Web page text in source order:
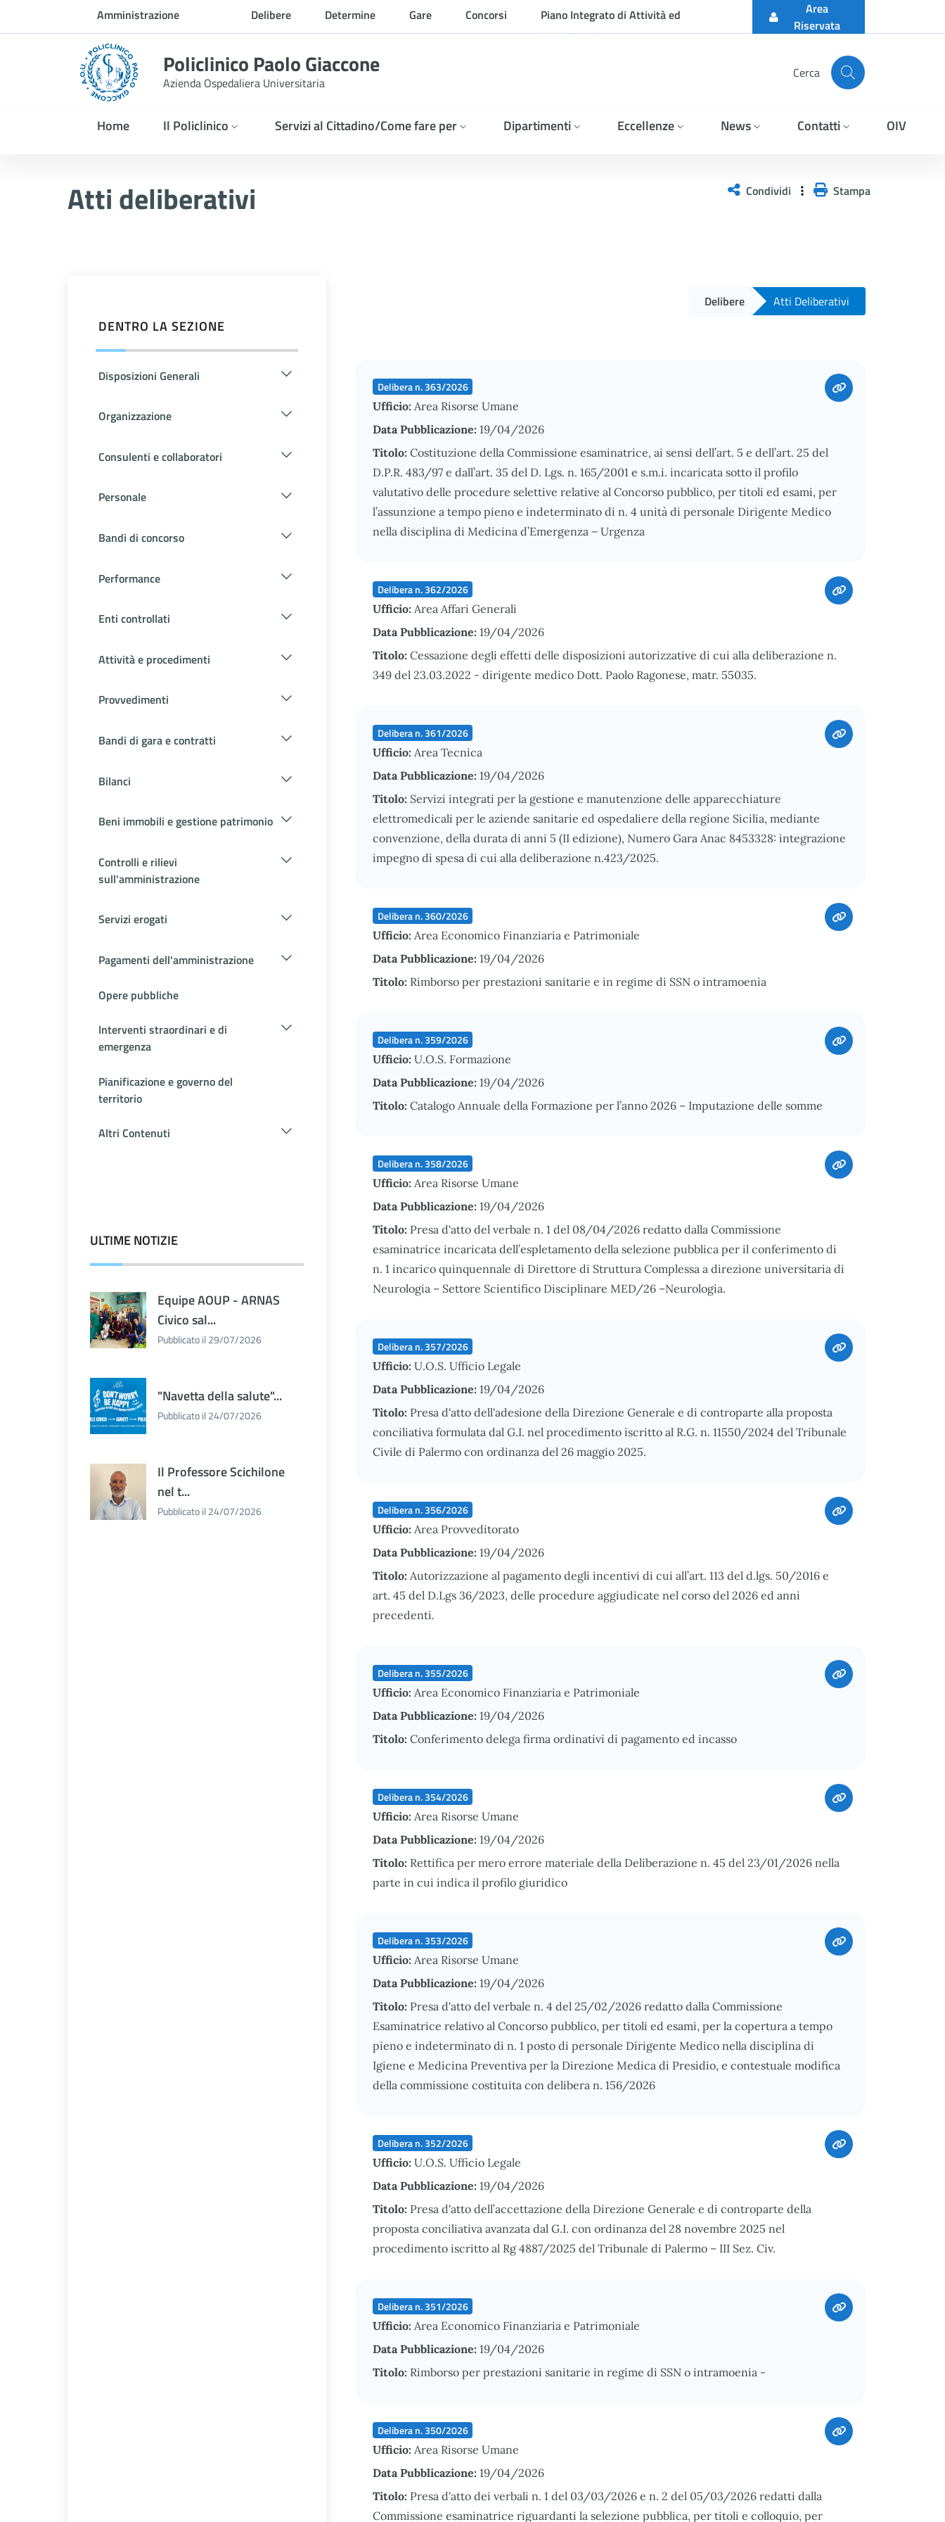
Skip to Main ContentAmministrazione
trasparente
Delibere Determine Gare Concorsi
Piano Integrato di Attività ed
Organizzazione
Area
Riservata
Policlinico Paolo Giaccone
Azienda Ospedaliera Universitaria
Cerca
Home Il Policlinico Servizi al Cittadino/Come fare per Dipartimenti Eccellenze News Contatti OIV
Atti deliberativi Condividi Stampa
DENTRO LA SEZIONE
Disposizioni Generali
Organizzazione
Consulenti e collaboratori
Personale
Bandi di concorso
Performance
Enti controllati
Attività e procedimenti
Provvedimenti
Bandi di gara e contratti
Bilanci
Beni immobili e gestione patrimonio
Controlli e rilievi
sull'amministrazione
Servizi erogati
Pagamenti dell'amministrazione
Opere pubbliche
Interventi straordinari e di
emergenza
Pianificazione e governo del
territorio
Altri Contenuti
ULTIME NOTIZIE
Equipe AOUP - ARNAS
Civico sal...
Pubblicato il 29/07/2026
"Navetta della salute"...
Pubblicato il 24/07/2026
Il Professore Scichilone
nel t...
Pubblicato il 24/07/2026
Delibere Atti Deliberativi
Delibera n. 363/2026
Ufficio: Area Risorse Umane
Data Pubblicazione: 19/04/2026
Titolo: Costituzione della Commissione esaminatrice, ai sensi dell’art. 5 e dell’art. 25 del
D.P.R. 483/97 e dall’art. 35 del D. Lgs. n. 165/2001 e s.m.i. incaricata sotto il profilo
valutativo delle procedure selettive relative al Concorso pubblico, per titoli ed esami, per
l’assunzione a tempo pieno e indeterminato di n. 4 unità di personale Dirigente Medico
nella disciplina di Medicina d’Emergenza – Urgenza
Delibera n. 362/2026
Ufficio: Area Affari Generali
Data Pubblicazione: 19/04/2026
Titolo: Cessazione degli effetti delle disposizioni autorizzative di cui alla deliberazione n.
349 del 23.03.2022 - dirigente medico Dott. Paolo Ragonese, matr. 55035.
Delibera n. 361/2026
Ufficio: Area Tecnica
Data Pubblicazione: 19/04/2026
Titolo: Servizi integrati per la gestione e manutenzione delle apparecchiature
elettromedicali per le aziende sanitarie ed ospedaliere della regione Sicilia, mediante
convenzione, della durata di anni 5 (II edizione), Numero Gara Anac 8453328: integrazione
impegno di spesa di cui alla deliberazione n.423/2025.
Delibera n. 360/2026
Ufficio: Area Economico Finanziaria e Patrimoniale
Data Pubblicazione: 19/04/2026
Titolo: Rimborso per prestazioni sanitarie e in regime di SSN o intramoenia
Delibera n. 359/2026
Ufficio: U.O.S. Formazione
Data Pubblicazione: 19/04/2026
Titolo: Catalogo Annuale della Formazione per l’anno 2026 – Imputazione delle somme
Delibera n. 358/2026
Ufficio: Area Risorse Umane
Data Pubblicazione: 19/04/2026
Titolo: Presa d'atto del verbale n. 1 del 08/04/2026 redatto dalla Commissione
esaminatrice incaricata dell’espletamento della selezione pubblica per il conferimento di
n. 1 incarico quinquennale di Direttore di Struttura Complessa a direzione universitaria di
Neurologia – Settore Scientifico Disciplinare MED/26 –Neurologia.
Delibera n. 357/2026
Ufficio: U.O.S. Ufficio Legale
Data Pubblicazione: 19/04/2026
Titolo: Presa d'atto dell'adesione della Direzione Generale e di controparte alla proposta
conciliativa formulata dal G.I. nel procedimento iscritto al R.G. n. 11550/2024 del Tribunale
Civile di Palermo con ordinanza del 26 maggio 2025.
Delibera n. 356/2026
Ufficio: Area Provveditorato
Data Pubblicazione: 19/04/2026
Titolo: Autorizzazione al pagamento degli incentivi di cui all’art. 113 del d.lgs. 50/2016 e
art. 45 del D.Lgs 36/2023, delle procedure aggiudicate nel corso del 2026 ed anni
precedenti.
Delibera n. 355/2026
Ufficio: Area Economico Finanziaria e Patrimoniale
Data Pubblicazione: 19/04/2026
Titolo: Conferimento delega firma ordinativi di pagamento ed incasso
Delibera n. 354/2026
Ufficio: Area Risorse Umane
Data Pubblicazione: 19/04/2026
Titolo: Rettifica per mero errore materiale della Deliberazione n. 45 del 23/01/2026 nella
parte in cui indica il profilo giuridico
Delibera n. 353/2026
Ufficio: Area Risorse Umane
Data Pubblicazione: 19/04/2026
Titolo: Presa d'atto del verbale n. 4 del 25/02/2026 redatto dalla Commissione
Esaminatrice relativo al Concorso pubblico, per titoli ed esami, per la copertura a tempo
pieno e indeterminato di n. 1 posto di personale Dirigente Medico nella disciplina di
Igiene e Medicina Preventiva per la Direzione Medica di Presidio, e contestuale modifica
della commissione costituita con delibera n. 156/2026
Delibera n. 352/2026
Ufficio: U.O.S. Ufficio Legale
Data Pubblicazione: 19/04/2026
Titolo: Presa d'atto dell’accettazione della Direzione Generale e di controparte della
proposta conciliativa avanzata dal G.I. con ordinanza del 28 novembre 2025 nel
procedimento iscritto al Rg 4887/2025 del Tribunale di Palermo – III Sez. Civ.
Delibera n. 351/2026
Ufficio: Area Economico Finanziaria e Patrimoniale
Data Pubblicazione: 19/04/2026
Titolo: Rimborso per prestazioni sanitarie in regime di SSN o intramoenia -
Delibera n. 350/2026
Ufficio: Area Risorse Umane
Data Pubblicazione: 19/04/2026
Titolo: Presa d'atto dei verbali n. 1 del 03/03/2026 e n. 2 del 05/03/2026 redatti dalla
Commissione esaminatrice riguardanti la selezione pubblica, per titoli e colloquio, per